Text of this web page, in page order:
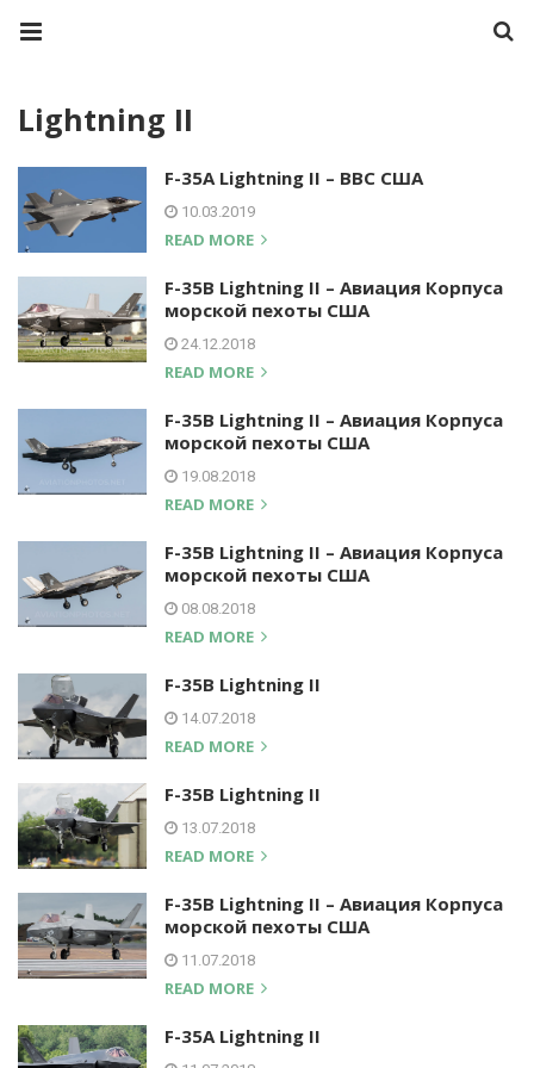
Lightning II
F-35A Lightning II – ВВС США
10.03.2019
READ MORE
F-35B Lightning II – Авиация Корпуса
морской пехоты США
24.12.2018
READ MORE
F-35B Lightning II – Авиация Корпуса
морской пехоты США
19.08.2018
READ MORE
F-35B Lightning II – Авиация Корпуса
морской пехоты США
08.08.2018
READ MORE
F-35B Lightning II
14.07.2018
READ MORE
F-35B Lightning II
13.07.2018
READ MORE
F-35B Lightning II – Авиация Корпуса
морской пехоты США
11.07.2018
READ MORE
F-35A Lightning II